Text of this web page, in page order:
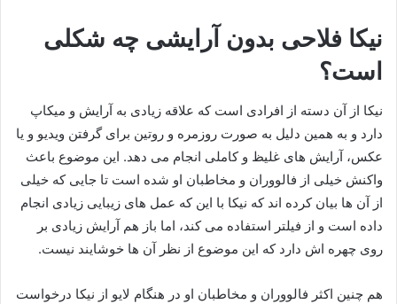
نیکا فلاحی بدون آرایشی چه شکلی
است؟
نیکا از آن دسته از افرادی است که علاقه زیادی به آرایش و میکاپ
دارد و به همین دلیل به صورت روزمره و روتین برای گرفتن ویدیو و یا
عکس، آرایش‌ های غلیظ و کاملی انجام می‌ دهد. این موضوع باعث
واکنش خیلی از فالووران و مخاطبان او شده است تا جایی که خیلی
از آن ها بیان کرده اند که نیکا با این که عمل های زیبایی زیادی انجام
داده است و از فیلتر استفاده می کند، اما باز هم آرایش زیادی بر
روی چهره اش دارد که این موضوع از نظر آن ها خوشایند نیست.
هم چنین اکثر فالووران و مخاطبان او در هنگام لایو از نیکا درخواست